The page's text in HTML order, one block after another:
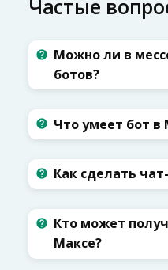
Частые
Можно ли в
ботов?
Что умеет бот в
Как сделать
Кто может
Максе?